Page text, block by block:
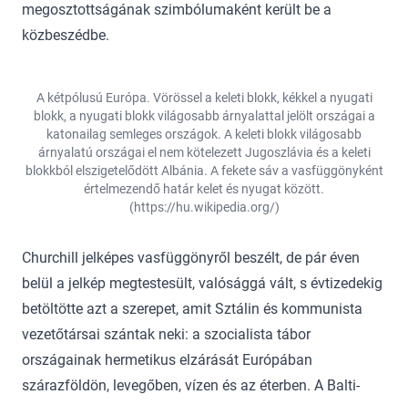
megosztottságának szimbólumaként került be a
közbeszédbe.
A kétpólusú Európa. Vörössel a keleti blokk, kékkel a nyugati
blokk, a nyugati blokk világosabb árnyalattal jelölt országai a
katonailag semleges országok. A keleti blokk világosabb
árnyalatú országai el nem kötelezett Jugoszlávia és a keleti
blokkból elszigetelődött Albánia. A fekete sáv a vasfüggönyként
értelmezendő határ kelet és nyugat között.
(https://hu.wikipedia.org/)
Churchill jelképes vasfüggönyről beszélt, de pár éven
belül a jelkép megtestesült, valósággá vált, s évtizedekig
betöltötte azt a szerepet, amit Sztálin és kommunista
vezetőtársai szántak neki: a szocialista tábor
országainak hermetikus elzárását Európában
szárazföldön, levegőben, vízen és az éterben. A Balti-